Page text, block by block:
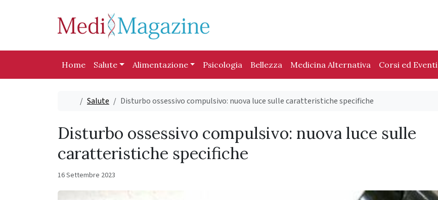
Home Salute Alimentazione Psicologia Bellezza Medicina Alternativa Corsi ed Eventi
Home
Salute Disturbo ossessivo compulsivo: nuova luce sulle caratteristiche specifiche
Disturbo ossessivo compulsivo: nuova luce sulle
caratteristiche specifiche
16 Settembre 2023